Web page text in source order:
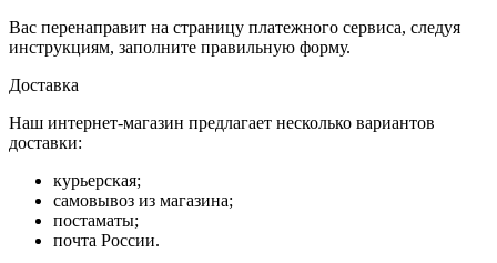
Вас перенаправит на страницу платежного сервиса, следуя
инструкциям, заполните правильную форму.
Доставка
Наш интернет-магазин предлагает несколько вариантов
доставки:
курьерская;
самовывоз из магазина;
постаматы;
почта России.